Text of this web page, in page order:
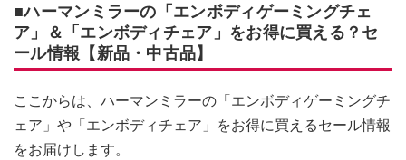
■ハーマンミラーの「エンボディゲーミングチェ
ア」＆「エンボディチェア」をお得に買える？セ
ール情報【新品・中古品】
ここからは、ハーマンミラーの「エンボディゲーミングチ
ェア」や「エンボディチェア」をお得に買えるセール情報
をお届けします。